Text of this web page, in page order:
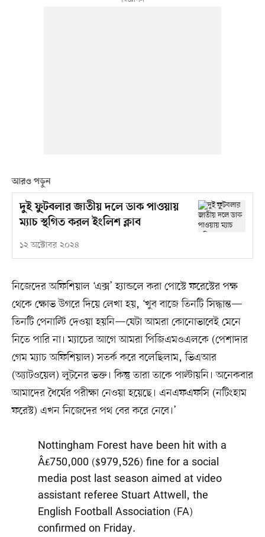
আরও পড়ুন
দুই ফু্টবলার জাতীয় দলে ডাক পাওয়ায়
ম্যাচ স্থগিত করল ইংলিশ ক্লাব
১২ অক্টোবর ২০২৪
নিজেদের অফিশিয়াল ‘এক্স’ হ্যান্ডলে করা পোস্টে ফরেস্টের পক্ষ
থেকে ক্ষোভ উগরে দিয়ে লেখা হয়, ‘খুব বাজে তিনটি সিদ্ধান্ত—
তিনটি পেনাল্টি দেওয়া হয়নি—যেটা আমরা কোনোভাবেই মেনে
নিতে পারি না। ম্যাচের আগে আমরা পিজিএমওএলকে (পেশাদার
গেম ম্যাচ অফিশিয়াল) সতর্ক করে বলেছিলাম, ভিএআর
(অ্যাটওয়েল) লুটনের ভক্ত। কিন্তু তারা তাকে পাল্টায়নি। অনেকবার
আমাদের ধৈর্যের পরীক্ষা নেওয়া হয়েছে। এনএফএফসি (নটিংহাম
ফরেস্ট) এখন নিজেদের পথ বের করে নেবে।’
Nottingham Forest have been hit with a
Â£750,000 ($979,526) fine for a social
media post last season aimed at video
assistant referee Stuart Attwell, the
English Football Association (FA)
confirmed on Friday.